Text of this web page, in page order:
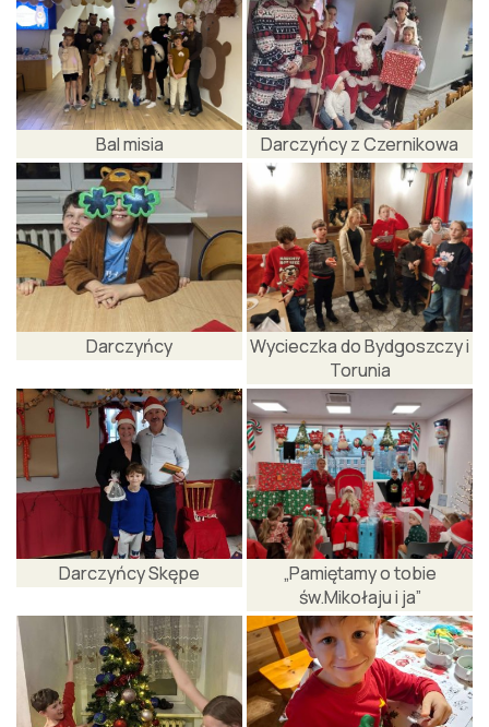
Bal misia Darczyńcy z Czernikowa
Darczyńcy
Wycieczka do Bydgoszczy i
Torunia
Darczyńcy Skępe
„Pamiętamy o tobie
św.Mikołaju i ja”